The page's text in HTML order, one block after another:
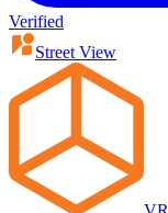
Verified
Street View